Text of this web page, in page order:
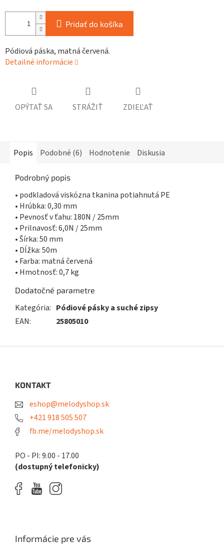
Pridať do košíka
Pódiová páska, matná červená.
Detailné informácie
OPÝTAŤ SA STRÁŽIŤ ZDIEĽAŤ
Popis Podobné (6) Hodnotenie Diskusia
Podrobný popis
• podkladová viskózna tkanina potiahnutá PE
• Hrúbka: 0,30 mm
• Pevnosť v ťahu: 180N / 25mm
• Prilnavosť: 6,0N / 25mm
• Šírka: 50 mm
• Dĺžka: 50m
• Farba: matná červená
• Hmotnosť: 0,7 kg
Dodatočné parametre
Kategória: Pódiové pásky a suché zipsy
EAN: 25805010
KONTAKT
eshop@melodyshop.sk
+421 918 505 507
fb.me/melodyshop.sk
PO - PI: 9.00 - 17.00
(dostupný telefonicky)
Informácie pre vás